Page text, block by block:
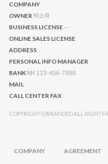
COMPANY
OWNER 박소라
BUSINESS LICENSE --
ONLINE SALES LICENSE
ADDRESS
PERSONAL INFO MANAGER
BANK NH 123-456-7890
MAIL
CALL CENTER FAX
COPYRIGHTⓒBRANDED.ALL RIGHTS
COMPANY AGREEMENT